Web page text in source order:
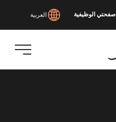
صفحتي الوظيفية العربية